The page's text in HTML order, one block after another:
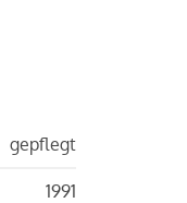
gepflegt
1991